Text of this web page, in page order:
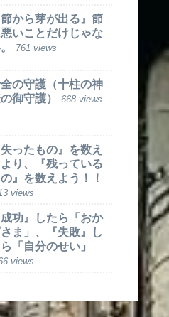
節から芽が出る』節
いことだけじゃな
761 views
の守護（十柱の神
御守護）
668 views
失ったもの』を数え
り、『残っている
の』を数えよう！！
views
成功』したら「おか
ま」、『失敗』し
「自分のせい」
views